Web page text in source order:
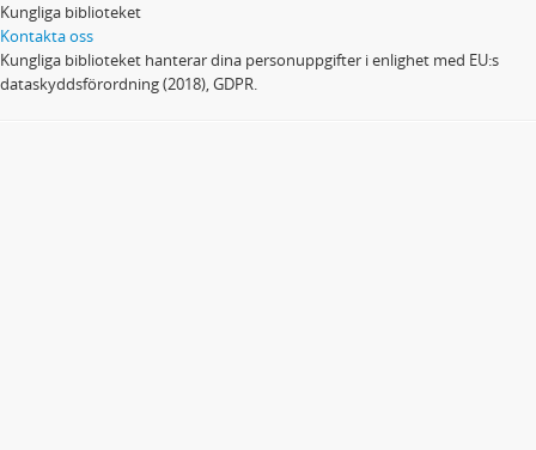
Kungliga biblioteket
Kontakta oss
Kungliga biblioteket hanterar dina personuppgifter i enlighet med EU:s
dataskyddsförordning (2018), GDPR.